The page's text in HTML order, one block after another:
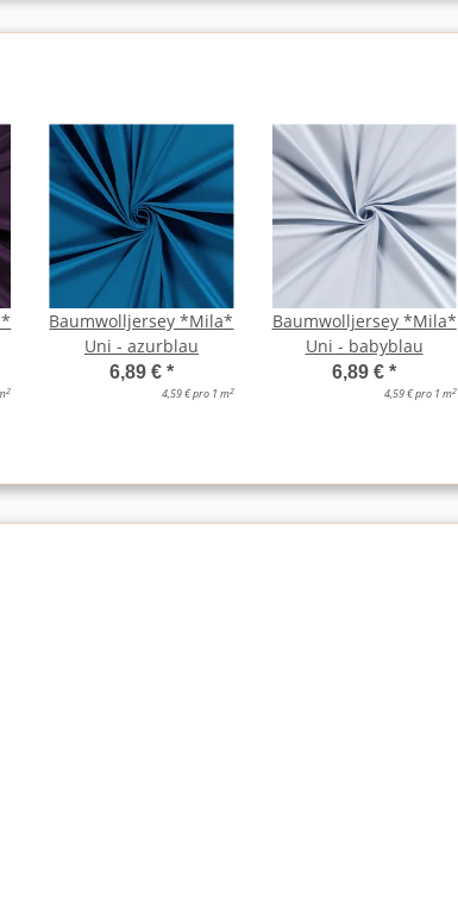
2
Baumwolljersey *Mila*
Uni - azurblau
6,89 € *
4,59 € pro 1 m2
Baumwolljersey *Mila*
Uni - babyblau
6,89 €*
4,59 € pro 1 m2